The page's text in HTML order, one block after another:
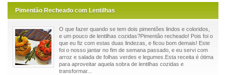
Pimentão Recheado com Lentilhas
O que fazer quando se tem dois pimentões lindos e coloridos,
e um pouco de lentilhas cozidas?Pimentão recheado! Pois foi o
que eu fiz com estas duas lindezas, e ficou bom demais! Este
foi o nosso jantar no fim de semana passado, e eu servi com
arroz e salada de folhas verdes e legumes.Esta receita é ótima
para aproveitar aquela sobra de lentilhas cozidas e
transformar...